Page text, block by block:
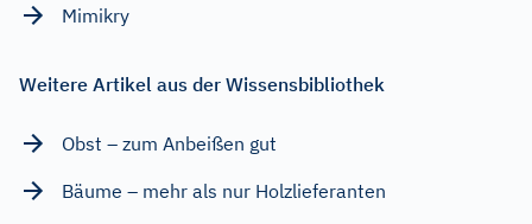
Mimikry
Weitere Artikel aus der Wissensbibliothek
Obst – zum Anbeißen gut
Bäume – mehr als nur Holzlieferanten